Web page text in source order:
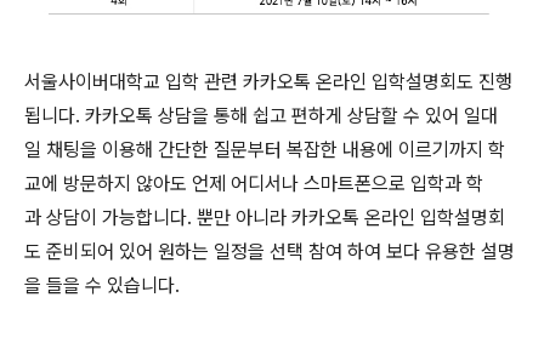
서울사이버대학교 입학 관련 카카오톡 온라인 입학설명회도 진행
됩니다. 카카오톡 상담을 통해 쉽고 편하게 상담할 수 있어 일대
일 채팅을 이용해 간단한 질문부터 복잡한 내용에 이르기까지 학
교에 방문하지 않아도 언제 어디서나 스마트폰으로 입학과 학
과 상담이 가능합니다. 뿐만 아니라 카카오톡 온라인 입학설명회
도 준비되어 있어 원하는 일정을 선택 참여 하여 보다 유용한 설명
을 들을 수 있습니다.